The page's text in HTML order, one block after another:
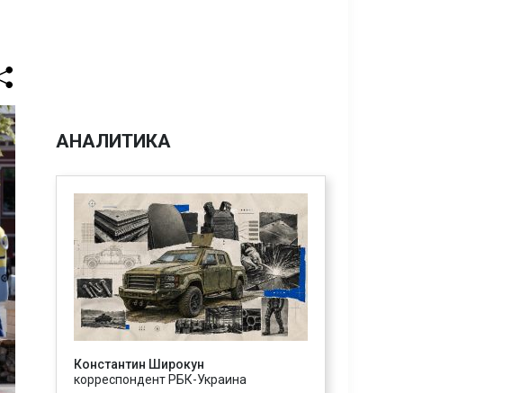
АНАЛИТИКА
Константин Широкун
корреспондент РБК-Украина